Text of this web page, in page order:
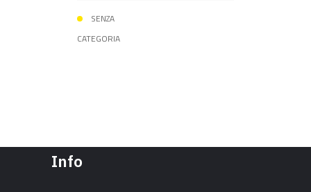
SENZA
CATEGORIA
Info